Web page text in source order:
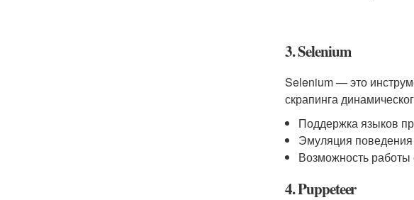
3. Selenium
Selenium — это
скрапинга
Поддержка языков
Эмуляция поведения
Возможность работы
4. Puppeteer